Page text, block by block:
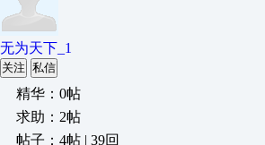
无为天下_1
关注 私信
精华：0帖
求助：2帖
帖子：4帖 | 39回